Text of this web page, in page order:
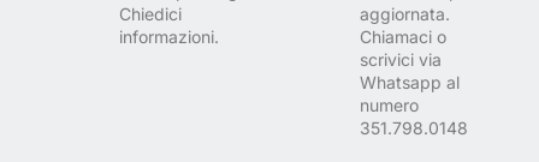
Chiedici
informazioni.
aggiornata.
Chiamaci o
scrivici via
Whatsapp al
numero
351.798.0148